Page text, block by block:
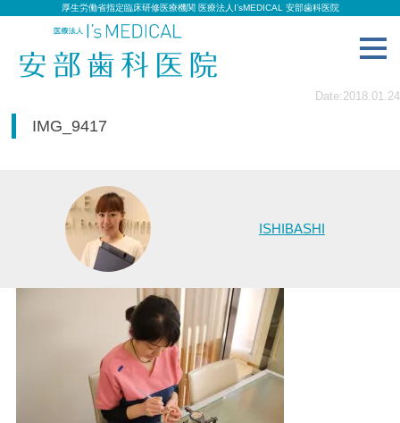
厚生労働省指定臨床研修医療機関 医療法人I’sMEDICAL 安部歯科医院
Date:2018.01.24
IMG_9417
ISHIBASHI